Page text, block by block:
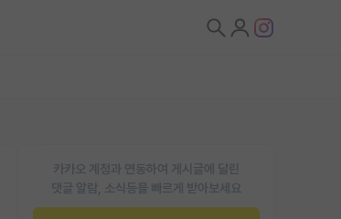
카카오 계정과 연동하여 게시글에 달린
댓글 알람, 소식등을 빠르게 받아보세요